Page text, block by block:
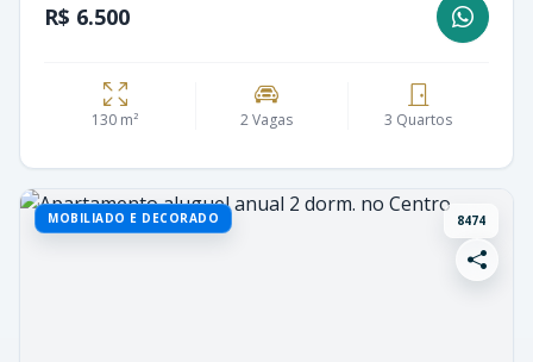
R$ 6.500
130 m² 2 Vagas 3 Quartos
MOBILIADO E DECORADO 8474